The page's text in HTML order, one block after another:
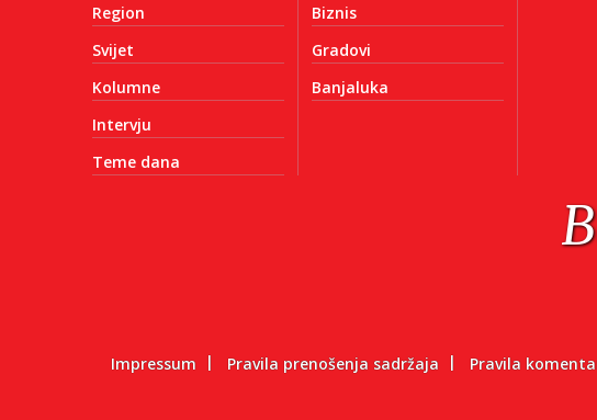
Region
Svijet
Kolumne
Intervju
Teme dana
Biznis
Gradovi
Banjaluka
Impressum Pravila prenošenja sadržaja Pravila